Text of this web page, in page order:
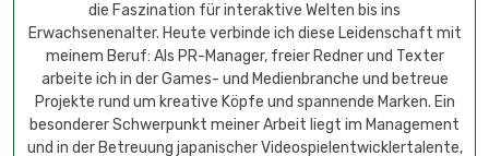
die Faszination für interaktive Welten bis ins
Erwachsenenalter. Heute verbinde ich diese Leidenschaft mit
meinem Beruf: Als PR-Manager, freier Redner und Texter
arbeite ich in der Games- und Medienbranche und betreue
Projekte rund um kreative Köpfe und spannende Marken. Ein
besonderer Schwerpunkt meiner Arbeit liegt im Management
und in der Betreuung japanischer Videospielentwicklertalente,